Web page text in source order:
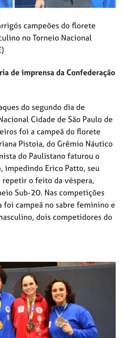
campeões do florete
no Torneio Nacional
de imprensa da Confederação
do segundo dia de
Cidade de São Paulo de
foi a campeã do florete
Pistoia, do Grêmio Náutico
do Paulistano faturou o
impedindo Erico Patto, seu
repetir o feito da véspera,
Sub-20. Nas competições
foi campeã no sabre feminino e
dois competidores do